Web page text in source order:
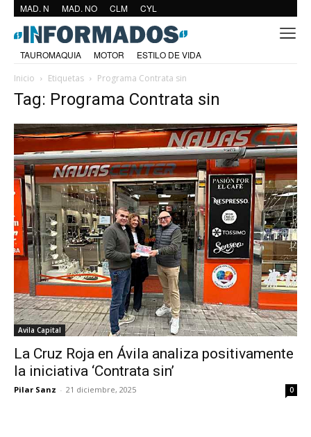
MAD. N MAD. NO CLM CYL
TAUROMAQUIA MOTOR
ESTILO DE VIDA
Inicio
Etiquetas Programa Contrata sin
Tag: Programa Contrata sin
Avila Capital
La Cruz Roja en Ávila analiza positivamente
la iniciativa ‘Contrata sin’
Pilar Sanz - 21 diciembre, 2025 0